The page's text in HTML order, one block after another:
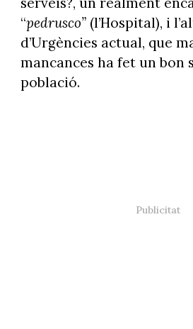
“pedrusco”(l’Hospital), i
d’Urgències actual, que
mancances ha fet un bon
població.